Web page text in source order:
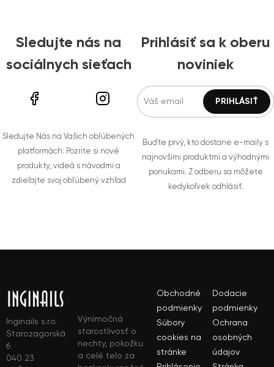
Sledujte nás na
sociálnych sieťach
Sledujte Nás na Vašich obľúbených
platformách. Pozrite si nové
produkty, videá s návodmi a
zdieľajte svoj obľúbený vzhľad
Prihlásiť sa k oberu
noviniek
Buďte prvý, kto dostane e-maily s
najnovšími produktmi a výhodnými
ponukami. Z odberu sa môžete
kedykoľvek odhlásiť.
Inginails s.r.o.
Starozagorská
6
040 23
Výnimočná
starostlivosť o
nechty, pokožku
a celé telo za
Obchodné
podmienky
Dodacie
podmienky
Súbory
cookies na
stránke
Ochrana
osobných
údajov